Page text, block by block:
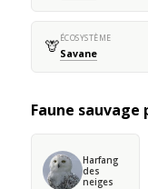
🦒ÉCOSYSTÈME
Savane
Faune
Harfang
des
neiges